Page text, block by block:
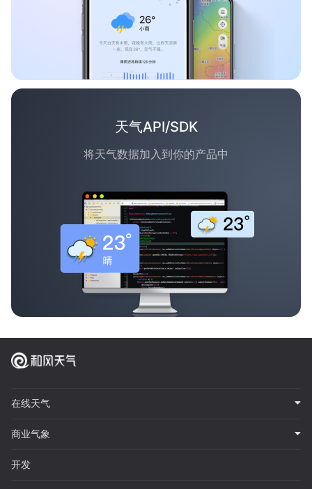
天气API/SDK
将天气数据加入到你的产品中
在线天气
商业气象
开发